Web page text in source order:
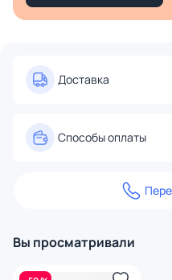
Доставка
Способы оплаты
Вы просматривали